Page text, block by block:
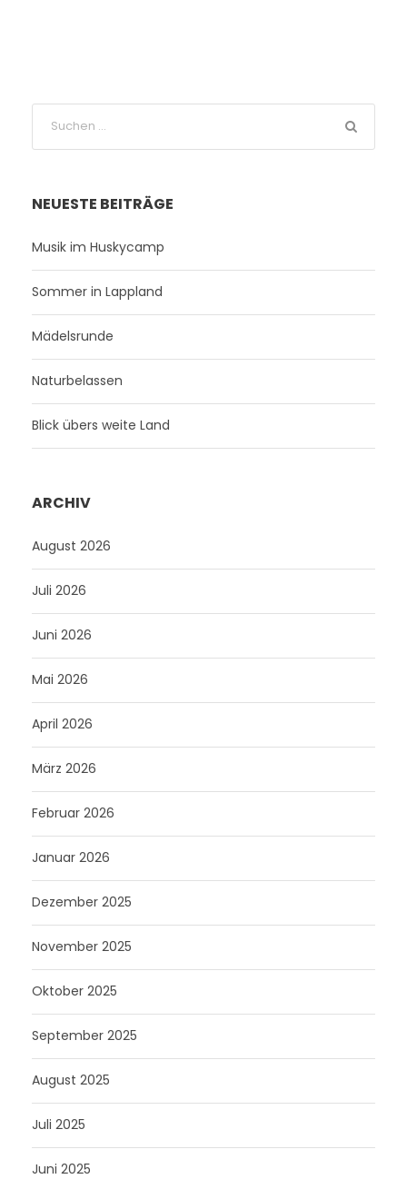
NEUESTE BEITRÄGE
Musik im Huskycamp
Sommer in Lappland
Mädelsrunde
Naturbelassen
Blick übers weite Land
ARCHIV
August 2026
Juli 2026
Juni 2026
Mai 2026
April 2026
März 2026
Februar 2026
Januar 2026
Dezember 2025
November 2025
Oktober 2025
September 2025
August 2025
Juli 2025
Juni 2025